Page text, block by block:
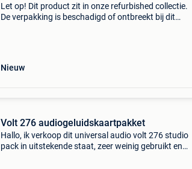
Let op! Dit product zit in onze refurbished collectie.
De verpakking is beschadigd of ontbreekt bij dit
Nieuw
Volt 276 audiogeluidskaartpakket
Hallo, ik verkoop dit universal audio volt 276 studio
pack in uitstekende staat, zeer weinig gebruikt en